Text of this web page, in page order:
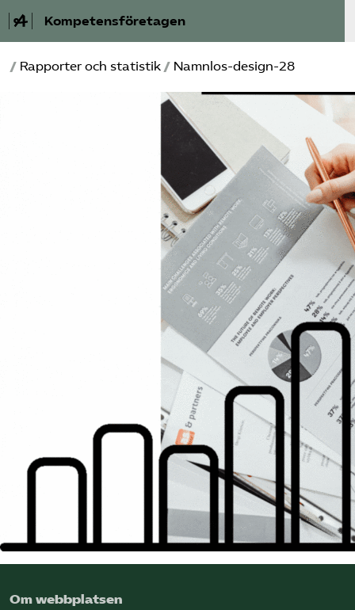
Kompetensföretagen
Aktuellt
Kurser och aktiviteter
Mina sidor
Logga in på Arbetsgivarguiden
Sök på kompetensforetagen.se
/ Rapporter och statistik / Namnlos-design-28
Om webbplatsen